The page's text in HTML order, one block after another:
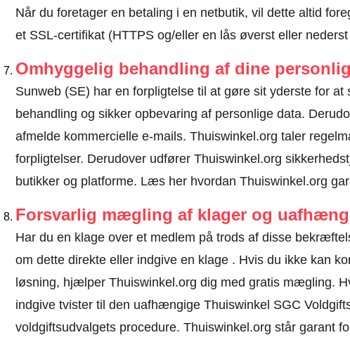
Når du foretager en betaling i en netbutik, vil dette altid
et SSL-certifikat (HTTPS og/eller en lås øverst eller
Omhyggelig behandling af dine
Sunweb (SE) har en forpligtelse til at gøre sit yderste for at
behandling og sikker opbevaring af personlige data.
afmelde kommercielle e-mails. Thuiswinkel.org taler
forpligtelser. Derudover udfører Thuiswinkel.org
butikker og platforme. Læs her hvordan Thuiswinkel.org
Forsvarlig mægling af klager og
Har du en klage over et medlem på trods af disse
om dette direkte ellerindgive en klage. Hvis du ikke kan
løsning, hjælper Thuiswinkel.org dig med gratis mægling.
indgive tvister til den uafhængige Thuiswinkel SGC
voldgiftsudvalgets procedure. Thuiswinkel.org står garant